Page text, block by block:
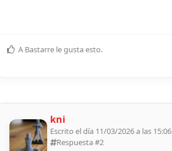
A Bastarre le gusta esto.
kni
Escrito el día 11/03/2026 a las 15:06
Respuesta #2